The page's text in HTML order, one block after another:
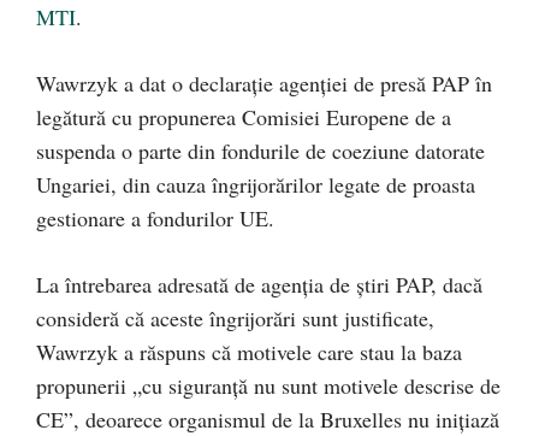
MTI.
Wawrzyk a dat o declaraţie agenţiei de presă PAP în
legătură cu propunerea Comisiei Europene de a
suspenda o parte din fondurile de coeziune datorate
Ungariei, din cauza îngrijorărilor legate de proasta
gestionare a fondurilor UE.
La întrebarea adresată de agenţia de ştiri PAP, dacă
consideră că aceste îngrijorări sunt justificate,
Wawrzyk a răspuns că motivele care stau la baza
propunerii „cu siguranţă nu sunt motivele descrise de
CE”, deoarece organismul de la Bruxelles nu iniţiază